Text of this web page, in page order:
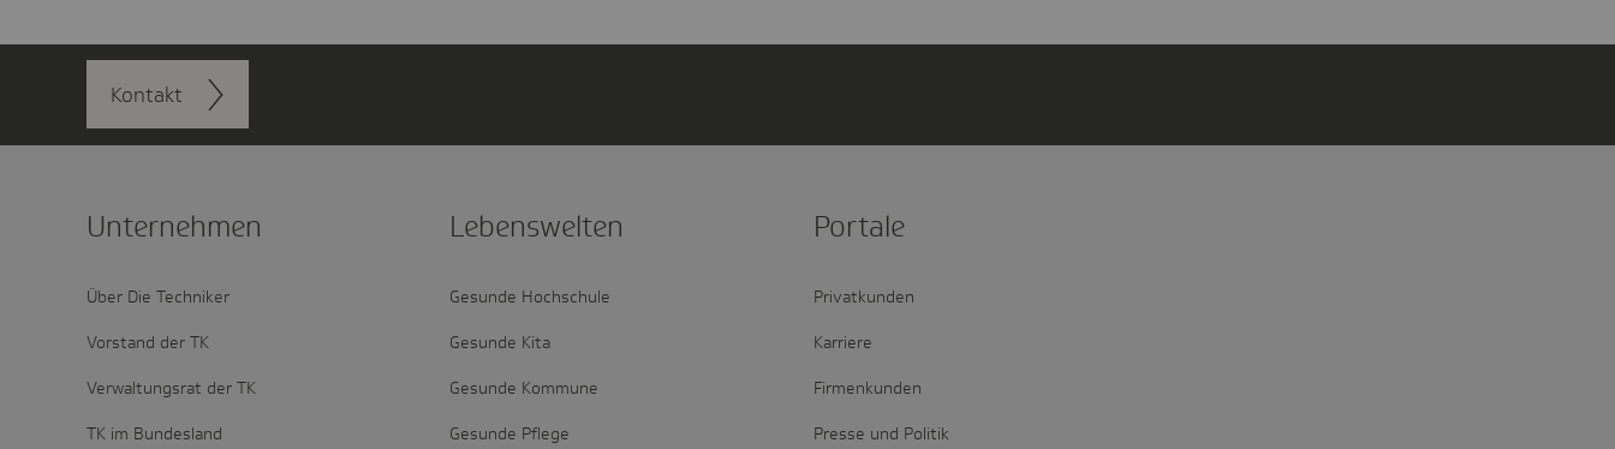
Kontakt
Unter­nehmen
Über Die Techniker
Vorstand der TK
Verwaltungsrat der TK
TK im Bundesland
Lebens­welten
Gesunde Hochschule
Gesunde Kita
Gesunde Kommune
Gesunde Pflege
Portale
Privatkunden
Karriere
Firmenkunden
Presse und Politik